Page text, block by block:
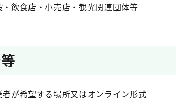
飲食店・小売店・観光関連団体等
が希望する場所又はオンライン形式